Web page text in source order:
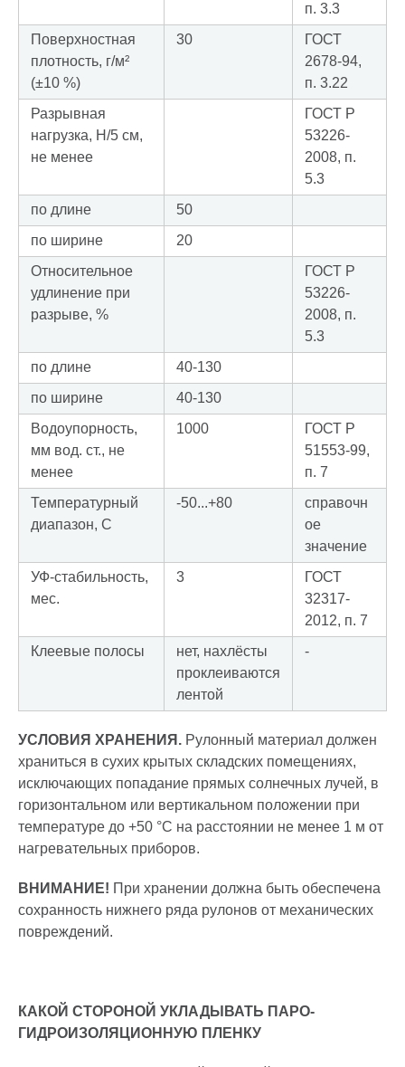
п. 3.3
Поверхностная
плотность, г/м²
(±10 %)
30
ГОСТ
2678-94,
п. 3.22
Разрывная
нагрузка, Н/5 см,
не менее
ГОСТ Р
53226-
2008, п.
5.3
по длине
50
по ширине
20
Относительное
удлинение при
разрыве, %
ГОСТ Р
53226-
2008, п.
5.3
по длине
40-130
по ширине
40-130
Водоупорность,
мм вод. ст., не
менее
1000
ГОСТ Р
51553-99,
п. 7
Температурный
диапазон, С
-50...+80
справочн
ое
значение
УФ-стабильность,
мес.
3
ГОСТ
32317-
2012, п. 7
Клеевые полосы
нет, нахлёсты
проклеиваются
лентой
-
УСЛОВИЯ ХРАНЕНИЯ. Рулонный материал должен
храниться в сухих крытых складских помещениях,
исключающих попадание прямых солнечных лучей, в
горизонтальном или вертикальном положении при
температуре до +50 °С на расстоянии не менее 1 м от
нагревательных приборов.
ВНИМАНИЕ! При хранении должна быть обеспечена
сохранность нижнего ряда рулонов от механических
повреждений.
КАКОЙ СТОРОНОЙ УКЛАДЫВАТЬ ПАРО-
ГИДРОИЗОЛЯЦИОННУЮ ПЛЕНКУ